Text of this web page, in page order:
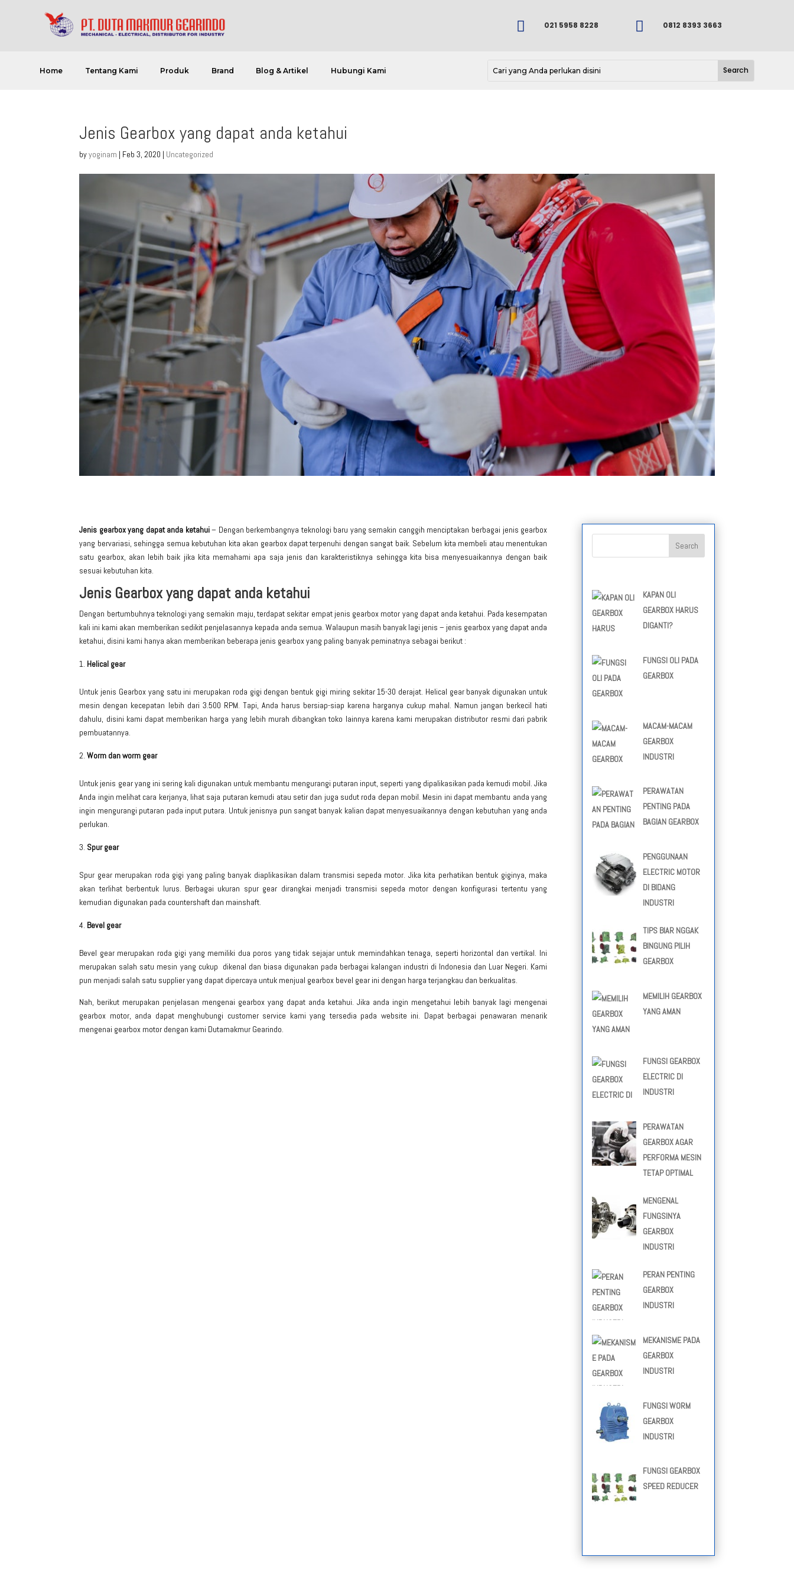
 021 5958 8228  0812 8393 3663
Home Tentang Kami Produk Brand Blog & Artikel Hubungi Kami
Jenis Gearbox yang dapat anda ketahui
byyoginam | Feb 3, 2020 | Uncategorized
Jenis gearbox yang dapat anda ketahui– Dengan berkembangnya teknologi baru yang semakin canggih menciptakan berbagai jenis gearbox
yang bervariasi, sehingga semua kebutuhan kita akan gearbox dapat terpenuhi dengan sangat baik. Sebelum kita membeli atau menentukan
satu gearbox, akan lebih baik jika kita memahami apa saja jenis dan karakteristiknya sehingga kita bisa menyesuaikannya dengan baik
sesuai kebutuhan kita.
Jenis Gearbox yang dapat anda ketahui
Dengan bertumbuhnya teknologi yang semakin maju, terdapat sekitar empat jenis gearbox motor yang dapat anda ketahui. Pada kesempatan
kali ini kami akan memberikan sedikit penjelasannya kepada anda semua. Walaupun masih banyak lagi jenis – jenis gearbox yang dapat anda
ketahui, disini kami hanya akan memberikan beberapa jenis gearboxyang paling banyak peminatnya sebagai berikut :
Helical gear
Untuk jenis Gearbox yang satu ini merupakan roda gigi dengan bentuk gigi miring sekitar 15-30 derajat. Helical gear banyak digunakan untuk
mesin dengan kecepatan lebih dari 3.500 RPM. Tapi, Anda harus bersiap-siap karena harganya cukup mahal. Namun jangan berkecil hati
dahulu, disini kami dapat memberikan harga yang lebih murah dibangkan toko lainnya karena kami merupakan distributor resmi dari pabrik
pembuatannya.
Worm dan worm gear
Untuk jenis gear yang ini sering kali digunakan untuk membantu mengurangi putaran input, seperti yang dipalikasikan pada kemudi mobil. Jika
Anda ingin melihat cara kerjanya, lihat saja putaran kemudi atau setir dan juga sudut roda depan mobil. Mesin ini dapat membantu anda yang
ingin mengurangi putaran pada input putara. Untuk jenisnya pun sangat banyak kalian dapat menyesuaikannya dengan kebutuhan yang anda
perlukan.
Spur gear
Spur gear merupakan roda gigi yang paling banyak diaplikasikan dalam transmisi sepeda motor. Jika kita perhatikan bentuk giginya, maka
akan terlihat berbentuk lurus. Berbagai ukuran spur gear dirangkai menjadi transmisi sepeda motor dengan konfigurasi tertentu yang
kemudian digunakan pada countershaft dan mainshaft.
Bevel gear
Bevel gear merupakan roda gigi yang memiliki dua poros yang tidak sejajar untuk memindahkan tenaga, seperti horizontal dan vertikal. Ini
merupakan salah satu mesin yang cukup dikenal dan biasa digunakan pada berbagai kalangan industri di Indonesia dan Luar Negeri. Kami
pun menjadi salah satu supplier yang dapat dipercaya untuk menjual gearbox bevel gear ini dengan harga terjangkau dan berkualitas.
Nah, berikut merupakan penjelasan mengenai gearbox yang dapat anda ketahui. Jika anda ingin mengetahui lebih banyak lagi mengenai
gearbox motor, anda dapat menghubungi customer service kami yang tersedia pada website ini. Dapat berbagai penawaran menarik
mengenai gearbox motor dengan kami Dutamakmur Gearindo.
KAPAN OLI
GEARBOX HARUS
DIGANTI?
FUNGSI OLI PADA
GEARBOX
MACAM-MACAM
GEARBOX
INDUSTRI
PERAWATAN
PENTING PADA
BAGIAN GEARBOX
PENGGUNAAN
ELECTRIC MOTOR
DI BIDANG
INDUSTRI
TIPS BIAR NGGAK
BINGUNG PILIH
GEARBOX
MEMILIH GEARBOX
YANG AMAN
FUNGSI GEARBOX
ELECTRIC DI
INDUSTRI
PERAWATAN
GEARBOX AGAR
PERFORMA MESIN
TETAP OPTIMAL
MENGENAL
FUNGSINYA
GEARBOX
INDUSTRI
PERAN PENTING
GEARBOX
INDUSTRI
MEKANISME PADA
GEARBOX
INDUSTRI
FUNGSI WORM
GEARBOX
INDUSTRI
FUNGSI GEARBOX
SPEED REDUCER